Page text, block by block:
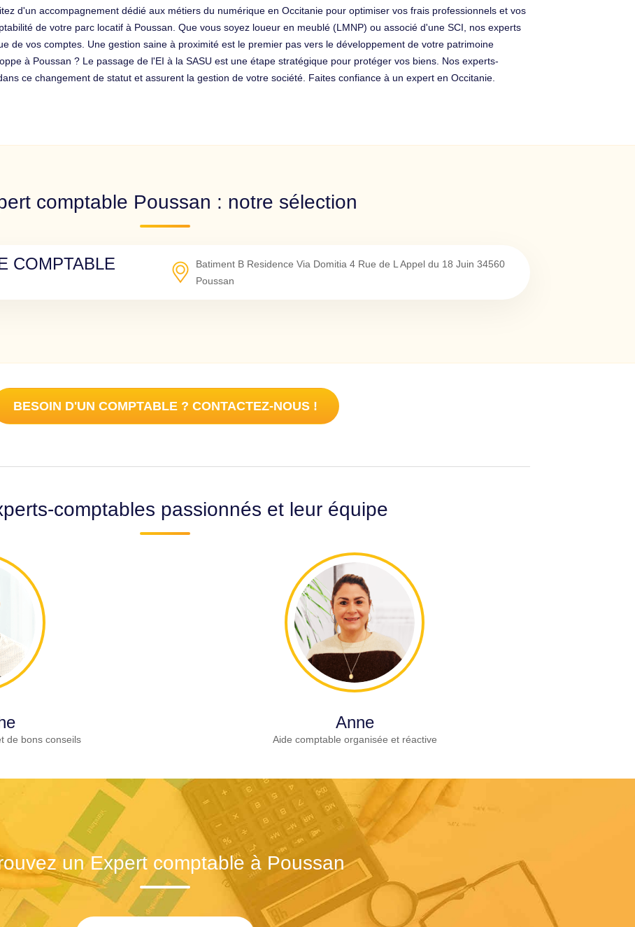
d'un accompagnement dédié aux métiers du numérique en Occitanie pour optimiser vos frais professionnels et vos
de votre parc locatif à Poussan. Que vous soyez loueur en meublé (LMNP) ou associé d'une SCI, nos experts
de vos comptes. Une gestion saine à proximité est le premier pas vers le développement de votre patrimoine
à Poussan ? Le passage de l'EI à la SASU est une étape stratégique pour protéger vos biens. Nos experts-
ce changement de statut et assurent la gestion de votre société. Faites confiance à un expert en Occitanie.
comptable Poussan : notre sélection
COMPTABLE
Batiment B Residence Via Domitia 4 Rue de L Appel du 18 Juin 34560
Poussan
BESOIN D'UN COMPTABLE ? CONTACTEZ-NOUS !
comptables passionnés et leur équipe
de bons conseils
Anne
Aide comptable organisée et réactive
un Expert comptable à Poussan